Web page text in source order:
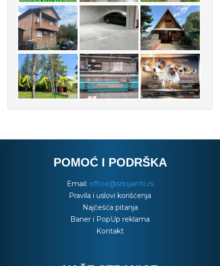
POMOĆ I PODRŠKA
Email: office@srbijainfo.rs
Pravila i uslovi korišćenja
Najčešća pitanja
Baner i PopUp reklama
Kontakt